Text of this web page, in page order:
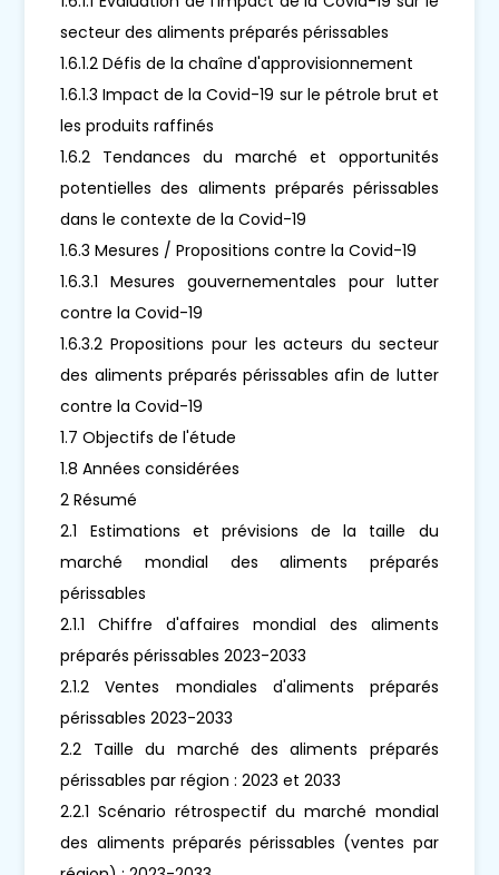
secteur des aliments préparés périssables
1.6.1.2 Défis de la chaîne d'approvisionnement
1.6.1.3 Impact de la Covid-19 sur le pétrole brut et
les produits raffinés
1.6.2 Tendances du marché et opportunités
potentielles des aliments préparés périssables
dans le contexte de la Covid-19
1.6.3 Mesures / Propositions contre la Covid-19
1.6.3.1 Mesures gouvernementales pour lutter
contre la Covid-19
1.6.3.2 Propositions pour les acteurs du secteur
des aliments préparés périssables afin de lutter
contre la Covid-19
1.7 Objectifs de l'étude
1.8 Années considérées
2 Résumé
2.1 Estimations et prévisions de la taille du
marché mondial des aliments préparés
périssables
2.1.1 Chiffre d'affaires mondial des aliments
préparés périssables 2023-2033
2.1.2 Ventes mondiales d'aliments préparés
périssables 2023-2033
2.2 Taille du marché des aliments préparés
périssables par région : 2023 et 2033
2.2.1 Scénario rétrospectif du marché mondial
des aliments préparés périssables (ventes par